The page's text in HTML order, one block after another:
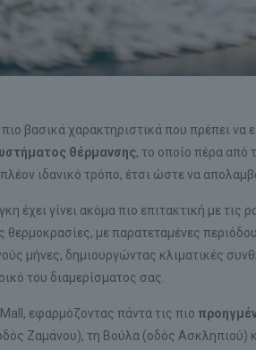
βασικά χαρακτηριστικά που πρέπει να
θέρμανσης, το οποίο πέρα από
ιδανικό τρόπο, έτσι ώστε να
έχει γίνει ακόμα πιο επιτακτική με
θερμοκρασίες, με παρατεταμένες
μήνες, δημιουργώντας κλιματικές
του διαμερίσματος σας.
εφαρμόζοντας πάντα τις πιο
Ζαμάνου), τη Βούλα (οδός Ασκληπιού)